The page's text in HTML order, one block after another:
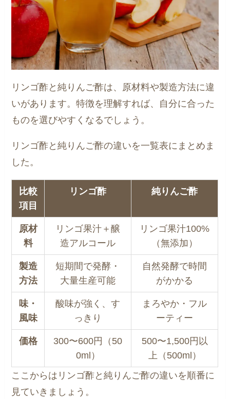
リンゴ酢と純りんご酢は、原材料や製造方法に違
いがあります。特徴を理解すれば、自分に合った
ものを選びやすくなるでしょう。
リンゴ酢と純りんご酢の違いを一覧表にまとめま
した。
比較
項目
リンゴ酢 純りんご酢
原材
料
リンゴ果汁＋醸
造アルコール
リンゴ果汁100%
（無添加）
製造
方法
短期間で発酵・
大量生産可能
自然発酵で時間
がかかる
味・
風味
酸味が強く、す
っきり
まろやか・フル
ーティー
価格
300〜600円（50
0ml）
500〜1,500円以
上（500ml）
ここからはリンゴ酢と純りんご酢の違いを順番に
見ていきましょう。